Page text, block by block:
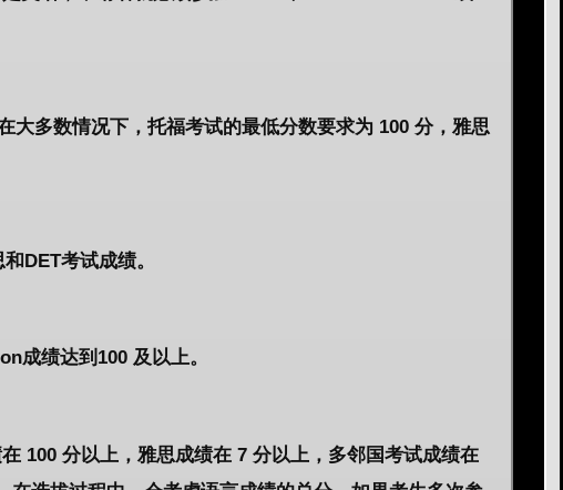
多数情况下，托福考试的最低分数要求为 100 分，雅思
DET考试成绩。
成绩达到100 及以上。
100 分以上，雅思成绩在 7 分以上，多邻国考试成绩在